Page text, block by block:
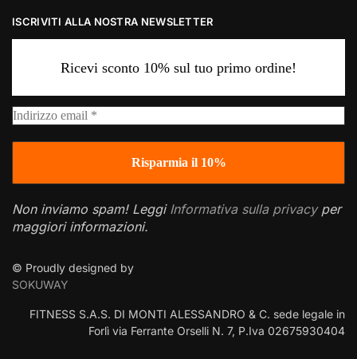
ISCRIVITI ALLA NOSTRA NEWSLETTER
Ricevi sconto 10% sul tuo primo ordine!
Non inviamo spam! Leggi Informativa sulla privacyper
maggiori informazioni.
© Proudly designed by
SOKUWAY
FITNESS S.A.S. DI MONTI ALESSANDRO & C. sede legale in
Forlì via Ferrante Orselli N. 7, P.Iva 02675930404